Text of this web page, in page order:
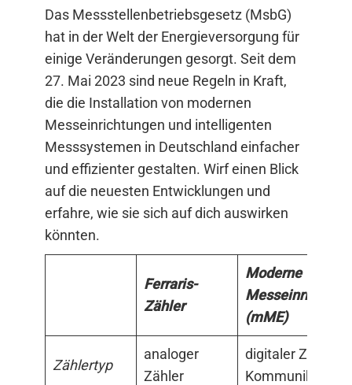
Das Messstellenbetriebsgesetz (MsbG)
hat in der Welt der Energieversorgung für
einige Veränderungen gesorgt. Seit dem
27. Mai 2023 sind neue Regeln in Kraft,
die die Installation von modernen
Messeinrichtungen und intelligenten
Messsystemen in Deutschland einfacher
und effizienter gestalten. Wirf einen Blick
auf die neuesten Entwicklungen und
erfahre, wie sie sich auf dich auswirken
könnten.
Ferraris-
Zähler
Moderne
Messeinrichtung
(mME)
Zählertyp
analoger
Zähler
digitaler Zähler